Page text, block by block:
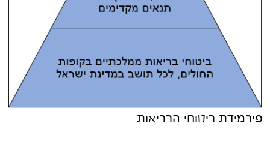
פירמידת ביטוחי הבריאות